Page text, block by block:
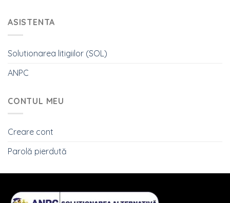
ASISTENTA
Solutionarea litigiilor (SOL)
ANPC
CONTUL MEU
Creare cont
Parolă pierdută